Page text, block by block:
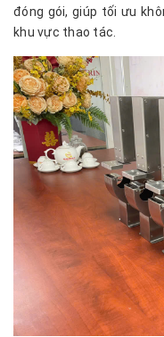
đóng gói, giúp tối ưu
khu vực thao tác.